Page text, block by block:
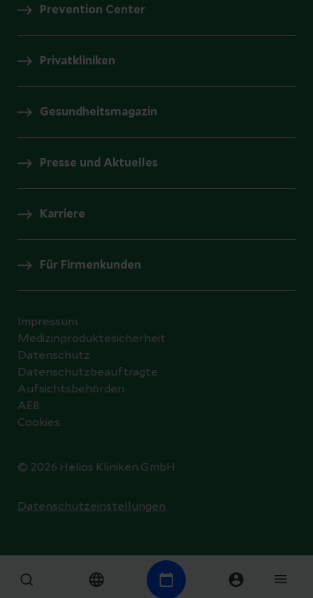
Prevention Center
Privatkliniken
Gesundheitsmagazin
Presse und Aktuelles
Karriere
Für Firmenkunden
© 2026 Helios Kliniken GmbH
Impressum
Medizinproduktesicherheit
Datenschutz
Datenschutzbeauftragte
Aufsichtsbehörden
AEB
Cookies
Datenschutzeinstellungen